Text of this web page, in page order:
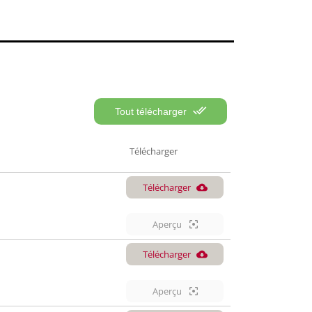
Tout télécharger
Télécharger
Télécharger
Aperçu
Télécharger
Aperçu